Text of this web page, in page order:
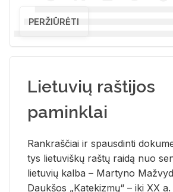
PERŽIŪRĖTI
Lietuvių raštijos
paminklai
Rank­raš­čiai ir spaus­din­ti
tys lie­tu­viš­kų raš­tų rai­dą nuo
lie­tu­vių kal­ba – Mar­ty­no
Dauk­šos „Ka­te­kiz­mų“ – iki XX